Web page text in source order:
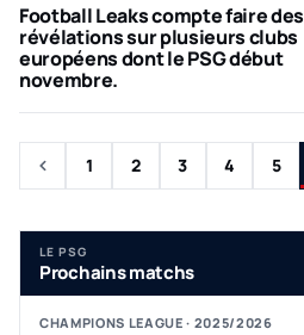
Football Leaks compte faire des
révélations sur plusieurs clubs
européens dont le PSG début
novembre.
Précédent
1 2 3 4 5
LE PSG
Prochains matchs
CHAMPIONS LEAGUE · 2025/2026